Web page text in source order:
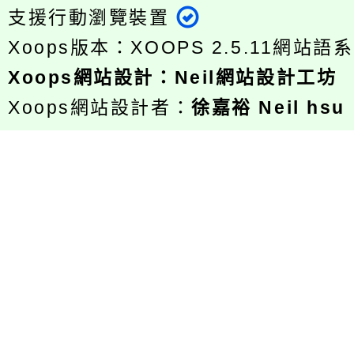
支援行動瀏覽裝置
Xoops版本： XOOPS 2.5.11網站語
Xoops網站設計 ： Neil網站設計工坊
Xoops網站設計者：徐嘉裕 Neil hsu